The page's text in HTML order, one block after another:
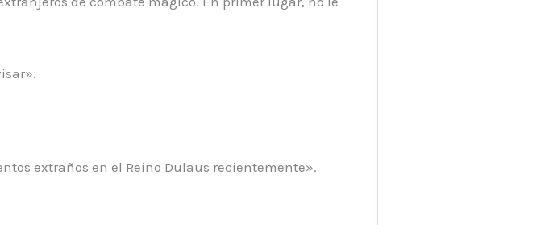
extraños en el Reino Dulaus recientemente».